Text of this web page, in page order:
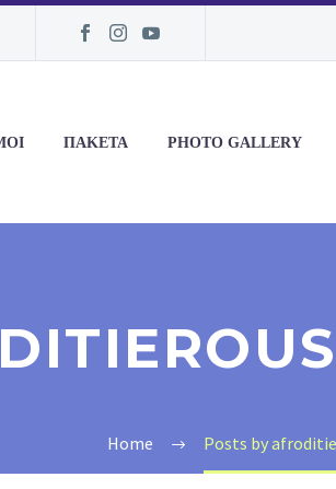
ΠΑΚΕΤΑ PHOTO GALLERY
Home Posts by